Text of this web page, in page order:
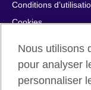
Conditions
Cookies
Nous utilisons
pour analyser
personnaliser